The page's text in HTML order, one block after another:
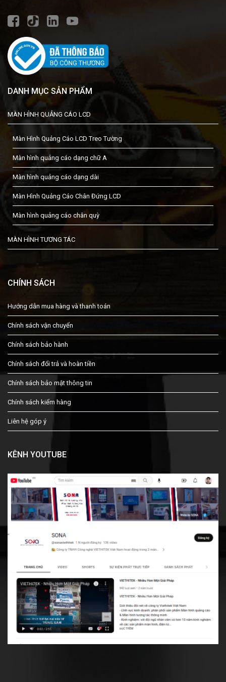
DANH MỤC SẢN PHẨM
MÀN HÌNH QUẢNG CÁO LCD
Màn Hình Quảng Cáo LCD Treo Tường
Màn hình quảng cáo dạng chữ A
Màn hình quảng cáo dạng dài
Màn Hình Quảng Cáo Chân Đứng LCD
Màn hình quảng cáo chân quỳ
MÀN HÌNH TƯƠNG TÁC
CHÍNH SÁCH
Hướng dẫn mua hàng và thanh toán
Chính sách vận chuyển
Chính sách bảo hành
Chính sách đổi trả và hoàn tiền
Chính sách bảo mật thông tin
Chính sách kiểm hàng
Liên hệ góp ý
KÊNH YOUTUBE